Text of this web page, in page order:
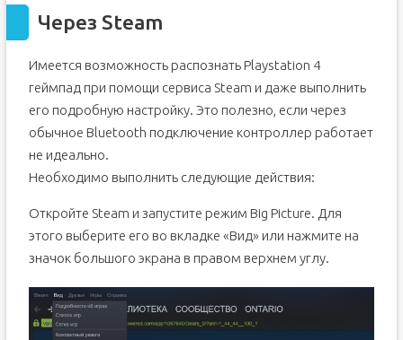
Через Steam
Имеется возможность распознать Playstation 4
геймпад при помощи сервиса Steam и даже выполнить
его подробную настройку. Это полезно, если через
обычное Bluetooth подключение контроллер работает
не идеально.
Необходимо выполнить следующие действия:
Откройте Steam и запустите режим Big Picture. Для
этого выберите его во вкладке «Вид» или нажмите на
значок большого экрана в правом верхнем углу.